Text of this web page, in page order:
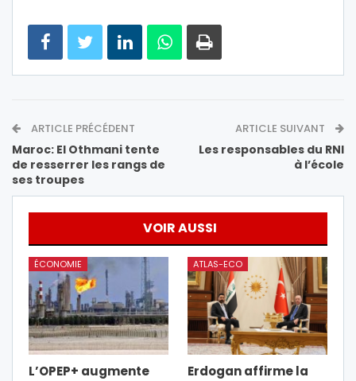
ARTICLE PRÉCÉDENT
Maroc: El Othmani tente
de resserrer les rangs de
ses troupes
ARTICLE SUIVANT
Les responsables du RNI
à l’école
VOIR AUSSI
ÉCONOMIE
L’OPEP+ augmente
ATLAS-ECO
Erdogan affirme la